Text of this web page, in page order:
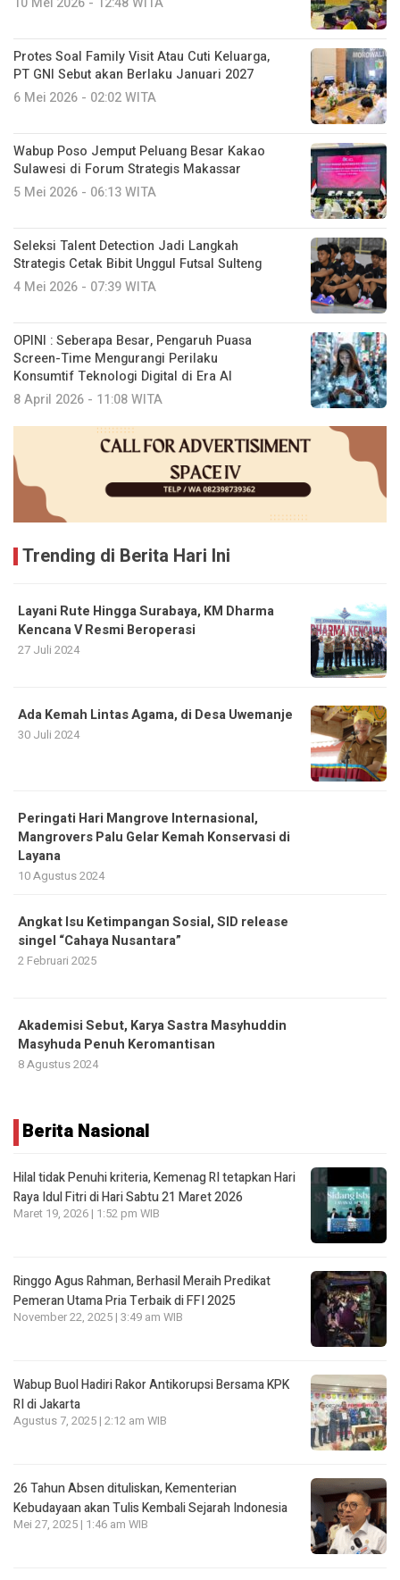
Protes Soal Family Visit Atau Cuti Keluarga,
PT GNI Sebut akan Berlaku Januari 2027
6 Mei 2026 - 02:02 WITA
Wabup Poso Jemput Peluang Besar Kakao
Sulawesi di Forum Strategis Makassar
5 Mei 2026 - 06:13 WITA
Seleksi Talent Detection Jadi Langkah
Strategis Cetak Bibit Unggul Futsal Sulteng
4 Mei 2026 - 07:39 WITA
OPINI : Seberapa Besar, Pengaruh Puasa
Screen-Time Mengurangi Perilaku
Konsumtif Teknologi Digital di Era AI
8 April 2026 - 11:08 WITA
Trending di Berita Hari Ini
Layani Rute Hingga Surabaya, KM Dharma
Kencana V Resmi Beroperasi
27 Juli 2024
Ada Kemah Lintas Agama, di Desa Uwemanje
30 Juli 2024
Peringati Hari Mangrove Internasional,
Mangrovers Palu Gelar Kemah Konservasi di
Layana
10 Agustus 2024
Angkat Isu Ketimpangan Sosial, SID release
singel “Cahaya Nusantara”
2 Februari 2025
Akademisi Sebut, Karya Sastra Masyhuddin
Masyhuda Penuh Keromantisan
8 Agustus 2024
Berita Nasional
Hilal tidak Penuhi kriteria, Kemenag RI tetapkan Hari
Raya Idul Fitri di Hari Sabtu 21 Maret 2026
Maret 19, 2026 | 1:52 pm WIB
Ringgo Agus Rahman, Berhasil Meraih Predikat
Pemeran Utama Pria Terbaik di FFI 2025
November 22, 2025 | 3:49 am WIB
Wabup Buol Hadiri Rakor Antikorupsi Bersama KPK
RI di Jakarta
Agustus 7, 2025 | 2:12 am WIB
26 Tahun Absen dituliskan, Kementerian
Kebudayaan akan Tulis Kembali Sejarah Indonesia
Mei 27, 2025 | 1:46 am WIB